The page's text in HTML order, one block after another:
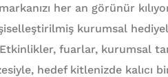
her an görünür
kurumsal
fuarlar, kurumsal
hedef kitlenizde kalıcı